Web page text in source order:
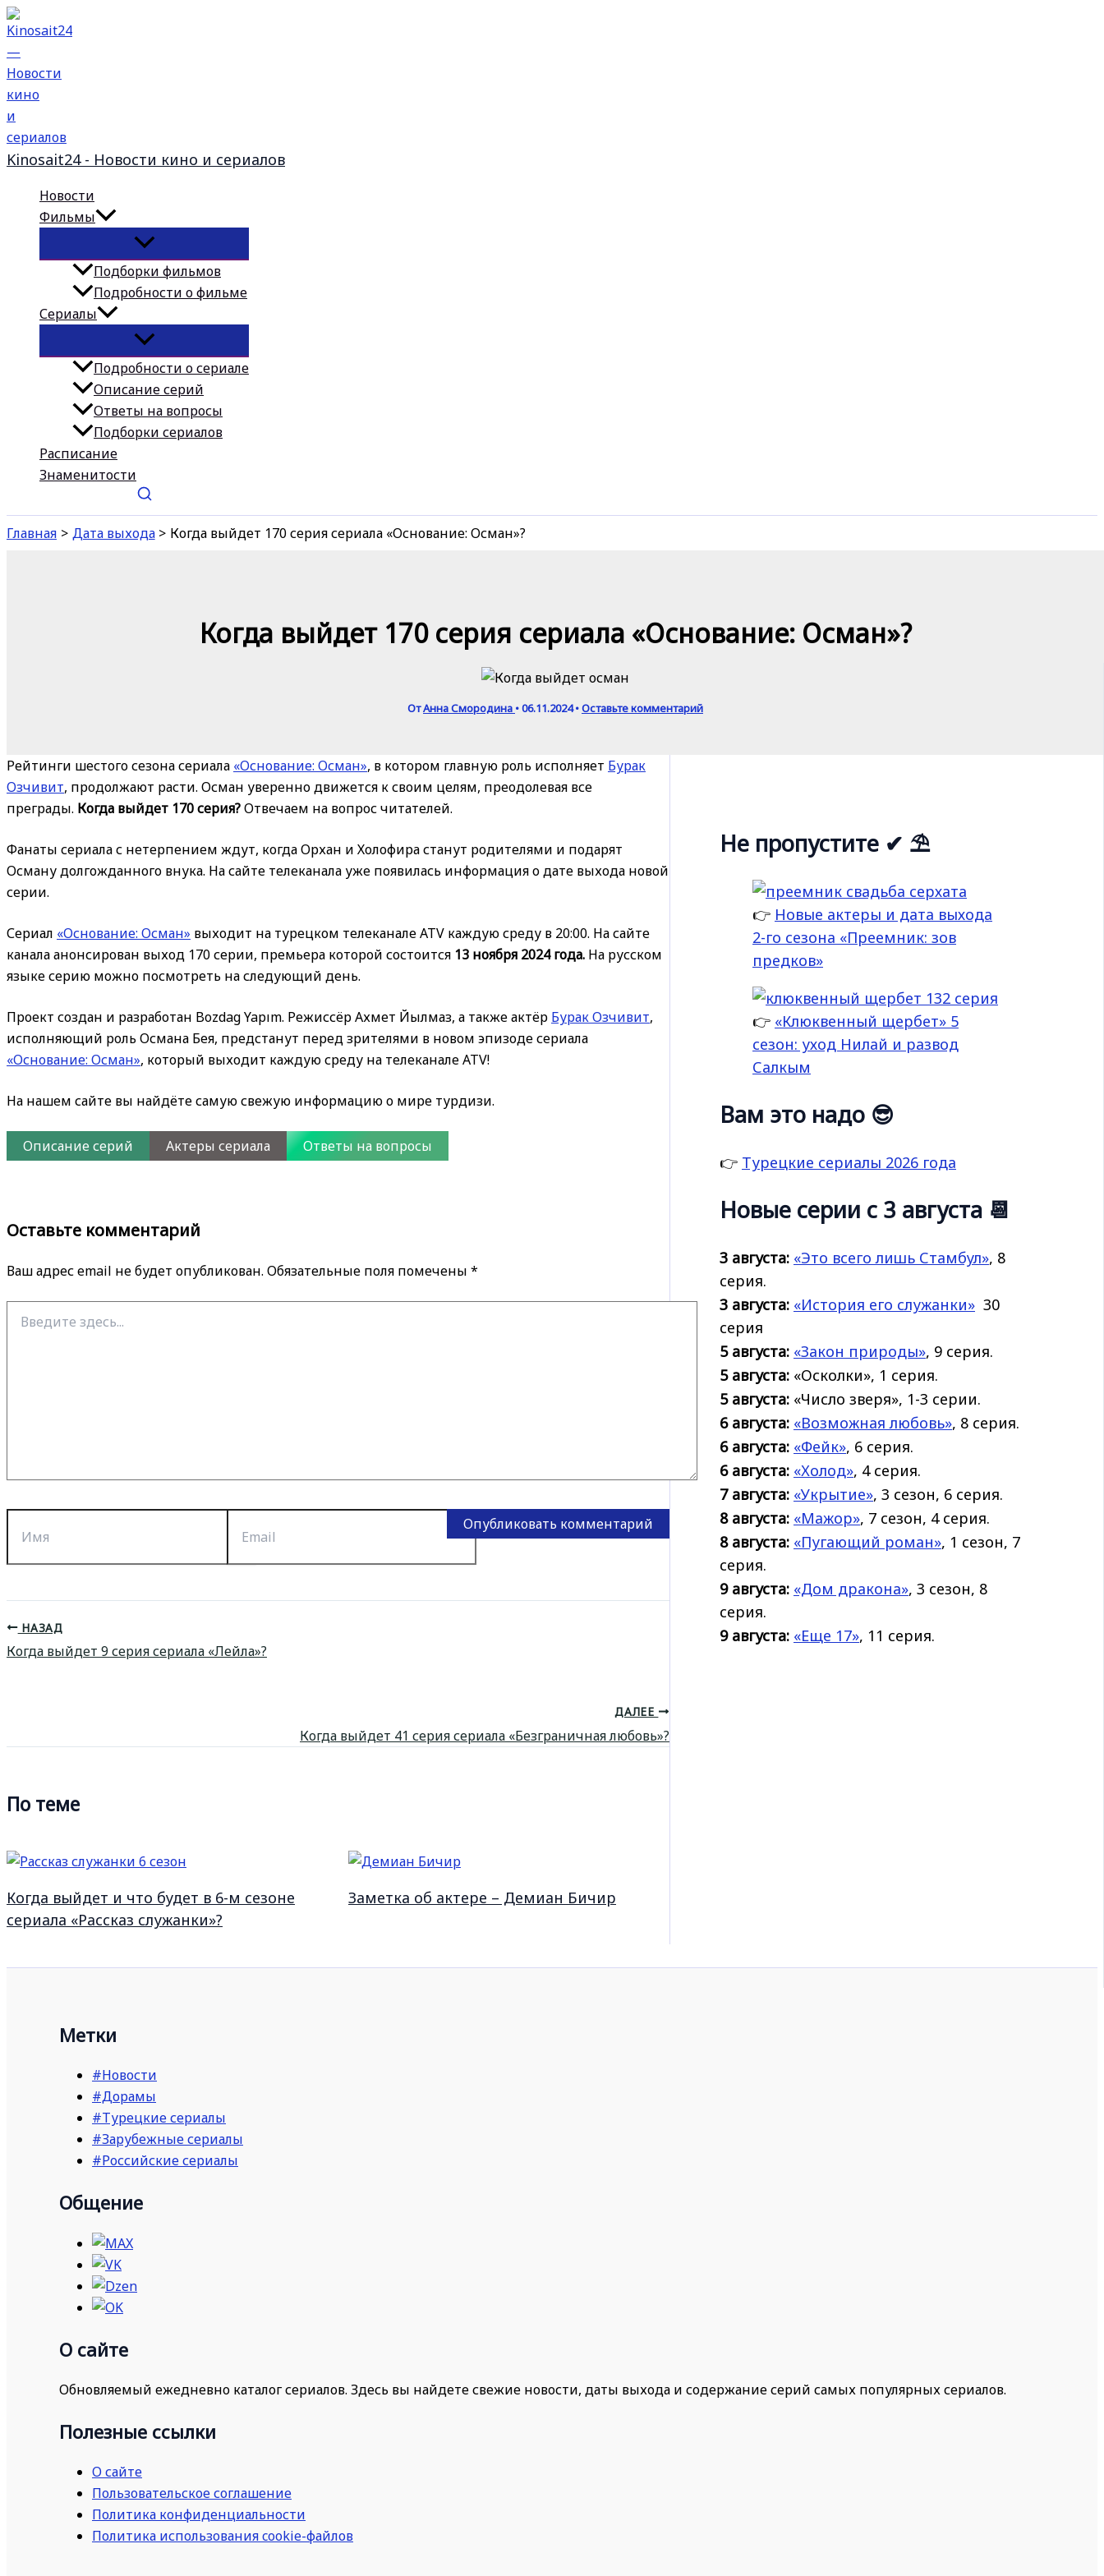
Перейти
к
содержимому
Kinosait24 - Новости кино и сериалов
Новости
Фильмы
Подборки фильмов
Подробности о фильме
Сериалы
Подробности о сериале
Описание серий
Ответы на вопросы
Подборки сериалов
Расписание
Знаменитости
Главная Дата выхода Когда выйдет 170 серия сериала «Основание: Осман»?
Когда выйдет 170 серия сериала «Основание: Осман»?
ОтАнна Смородина •06.11.2024•Оставьте комментарий
Рейтинги шестого сезона сериала «Основание: Осман», в котором главную роль исполняет Бурак
Озчивит, продолжают расти. Осман уверенно движется к своим целям, преодолевая все
преграды. Когда выйдет 170 серия?Отвечаем на вопрос читателей.
Фанаты сериала с нетерпением ждут, когда Орхан и Холофира станут родителями и подарят
Осману долгожданного внука. На сайте телеканала уже появилась информация о дате выхода новой
серии.
Сериал «Основание: Осман» выходит на турецком телеканале ATV каждую среду в 20:00. На сайте
канала анонсирован выход 170 серии, премьера которой состоится 13 ноября 2024 года. На русском
языке серию можно посмотреть на следующий день.
Проект создан и разработан Bozdag Yapım. Режиссёр Ахмет Йылмаз, а также актёр Бурак Озчивит,
исполняющий роль Османа Бея, предстанут перед зрителями в новом эпизоде сериала
«Основание: Осман», который выходит каждую среду на телеканале ATV!
На нашем сайте вы найдёте самую свежую информацию о мире турдизи.
Описание серий Актеры сериала Ответы на вопросы
Оставьте комментарий
Ваш адрес email не будет опубликован. Обязательные поля помечены *
здесь...
Имя Email
НАЗАД
Когда выйдет 9 серия сериала «Лейла»?
ДАЛЕЕ
Когда выйдет 41 серия сериала «Безграничная любовь»?
По теме
Когда выйдет и что будет в 6-м сезоне
сериала «Рассказ служанки»?
Заметка об актере – Демиан Бичир
Не пропустите ✔ ⛱
👉 Новые актеры и дата выхода
2-го сезона «Преемник: зов
предков»
👉 «Клюквенный щербет» 5
сезон: уход Нилай и развод
Салкым
Вам это надо 😎
👉 Турецкие сериалы 2026 года
Новые серии с 3 августа 📆
3 августа: «Это всего лишь Стамбул», 8
серия.
3 августа: «История его служанки» 30
серия
5 августа: «Закон природы», 9 серия.
5 августа: «Осколки», 1 серия.
5 августа: «Число зверя», 1-3 серии.
6 августа: «Возможная любовь», 8 серия.
6 августа: «Фейк», 6 серия.
6 августа: «Холод», 4 серия.
7 августа: «Укрытие», 3 сезон, 6 серия.
8 августа: «Мажор», 7 сезон, 4 серия.
8 августа: «Пугающий роман», 1 сезон, 7
серия.
9 августа: «Дом дракона», 3 сезон, 8
серия.
9 августа: «Еще 17», 11 серия.
Метки
#Новости
#Дорамы
#Турецкие сериалы
#Зарубежные сериалы
#Российские сериалы
Общение
О сайте
Обновляемый ежедневно каталог сериалов. Здесь вы найдете свежие новости, даты выхода и содержание серий самых популярных сериалов.
Полезные ссылки
О сайте
Пользовательское соглашение
Политика конфиденциальности
Политика использования cookie-файлов